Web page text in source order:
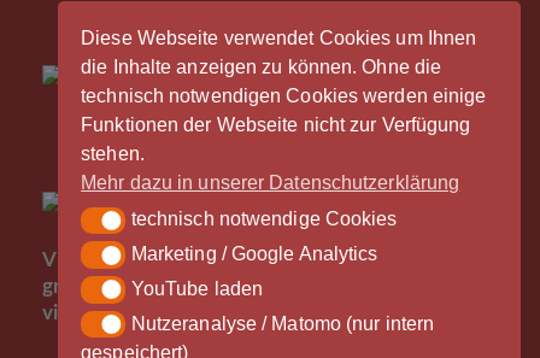
Diese Webseite verwendet Cookies um Ihnen
die Inhalte anzeigen zu können. Ohne die
technisch notwendigen Cookies werden einige
Funktionen der Webseite nicht zur Verfügung
stehen.
Mehr dazu in unserer Datenschutzerklärung
technisch notwendige Cookies
technisch notwendige Cookies
Marketing / Google Analytics
Marketing / Google Analytics
YouTube laden
YouTube laden
Nutzeranalyse / Matomo (nur intern gespeichert)
Nutzeranalyse / Matomo (nur intern
gespeichert)
Vinylrausch wäre nicht möglich ohne die
großzügige Unterstützung durch unsere Partner -
vielen Dank!